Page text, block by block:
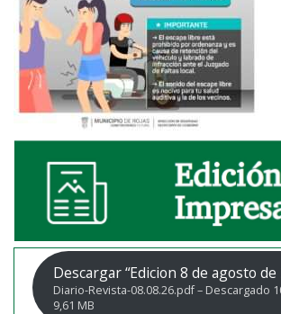
Descargar “Edicion 8 de agosto de
Diario-Revista-08.08.26.pdf – Descargado
9,61 MB